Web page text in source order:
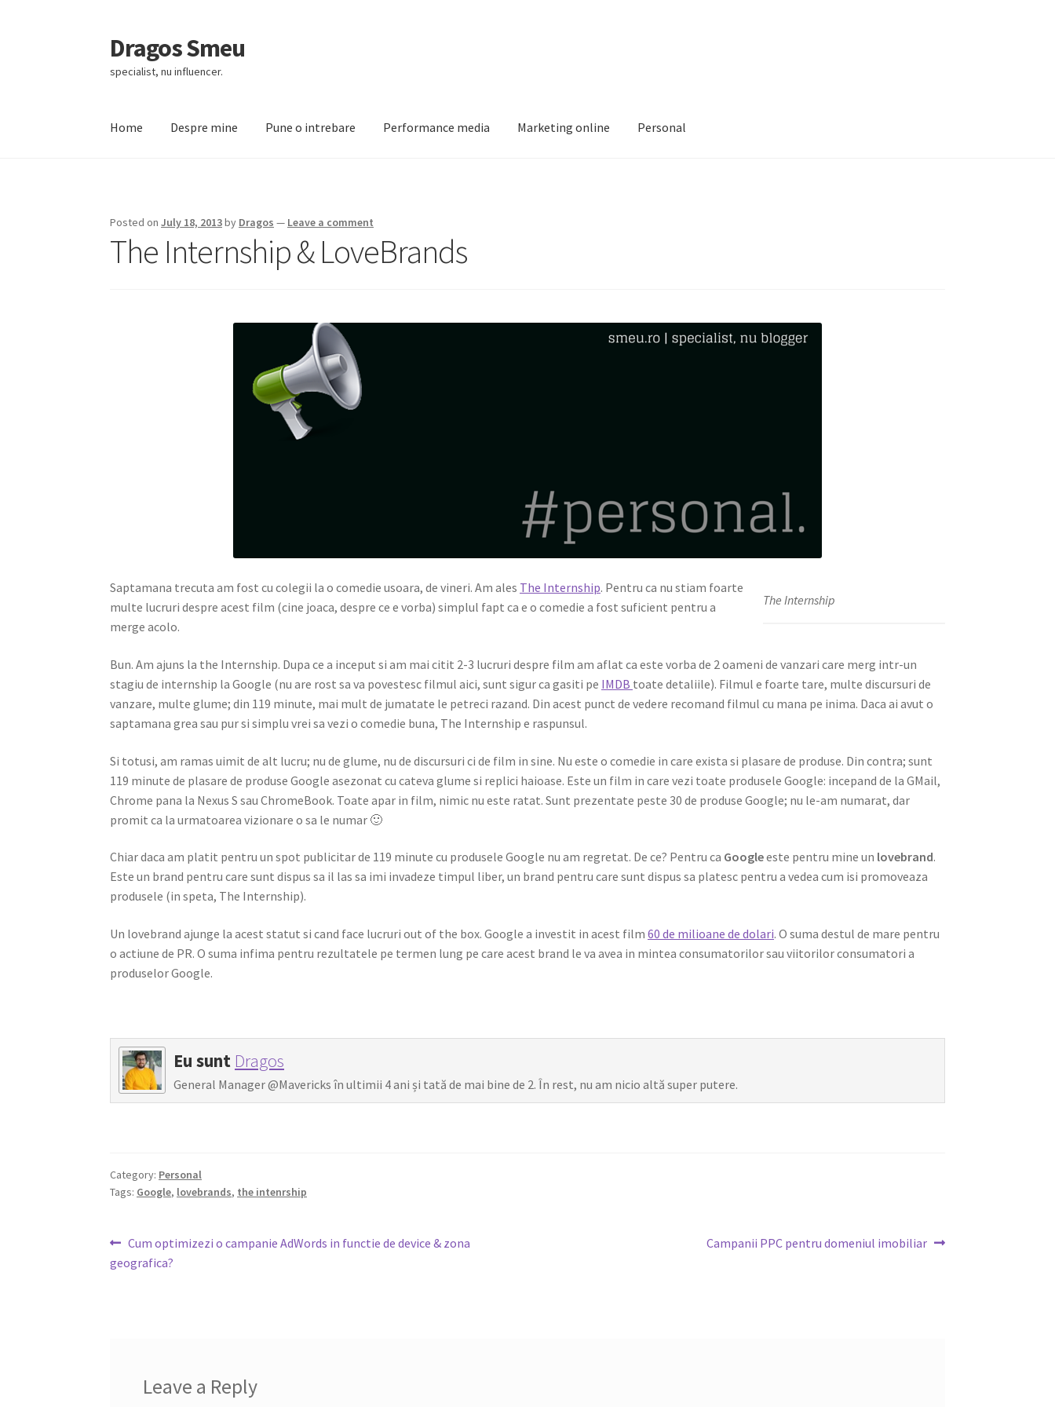
Skip
to
navigation
Skip
to
content
Dragos Smeu
specialist, nu influencer.
Home Despre mine Pune o intrebare Performance media Marketing online Personal
Posted onJuly 18, 2013by Dragos — Leave a comment
The Internship & LoveBrands
The Internship
Saptamana trecuta am fost cu colegii la o comedie usoara, de vineri. Am ales The Internship. Pentru ca nu stiam foarte
multe lucruri despre acest film (cine joaca, despre ce e vorba) simplul fapt ca e o comedie a fost suficient pentru a
merge acolo.
Bun. Am ajuns la the Internship. Dupa ce a inceput si am mai citit 2-3 lucruri despre film am aflat ca este vorba de 2 oameni de vanzari care merg intr-un
stagiu de internship la Google (nu are rost sa va povestesc filmul aici, sunt sigur ca gasiti pe IMDB toate detaliile). Filmul e foarte tare, multe discursuri de
vanzare, multe glume; din 119 minute, mai mult de jumatate le petreci razand. Din acest punct de vedere recomand filmul cu mana pe inima. Daca ai avut o
saptamana grea sau pur si simplu vrei sa vezi o comedie buna, The Internship e raspunsul.
Si totusi, am ramas uimit de alt lucru; nu de glume, nu de discursuri ci de film in sine. Nu este o comedie in care exista si plasare de produse. Din contra; sunt
119 minute de plasare de produse Google asezonat cu cateva glume si replici haioase. Este un film in care vezi toate produsele Google: incepand de la GMail,
Chrome pana la Nexus S sau ChromeBook. Toate apar in film, nimic nu este ratat. Sunt prezentate peste 30 de produse Google; nu le-am numarat, dar
promit ca la urmatoarea vizionare o sa le numar 🙂
Chiar daca am platit pentru un spot publicitar de 119 minute cu produsele Google nu am regretat. De ce? Pentru ca Googleeste pentru mine un lovebrand.
Este un brand pentru care sunt dispus sa il las sa imi invadeze timpul liber, un brand pentru care sunt dispus sa platesc pentru a vedea cum isi promoveaza
produsele (in speta, The Internship).
Un lovebrand ajunge la acest statut si cand face lucruri out of the box. Google a investit in acest film60 de milioane de dolari. O suma destul de mare pentru
o actiune de PR. O suma infima pentru rezultatele pe termen lung pe care acest brand le va avea in mintea consumatorilor sau viitorilor consumatori a
produselor Google.
Eu sunt Dragos
General Manager @Mavericks în ultimii 4 ani și tată de mai bine de 2. În rest, nu am nicio altă super putere.
Category: Personal
Tags: Google, lovebrands, the intenrship
Post
navigation
Previous
post:
Cum optimizezi o campanie AdWords in functie de device & zona
geografica?
Next
Campanii PPC pentru domeniul imobiliar
Leave a Reply